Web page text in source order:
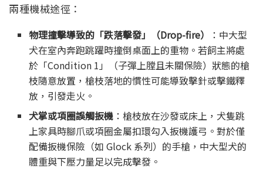
兩種機械途徑：
物理撞擊導致的「跌落擊發」（Drop-fire）
：中大型
犬在室內奔跑跳躍時撞倒桌面上的重物。若飼主將處
於「Condition 1」（子彈上膛且未關保險）狀態的槍
枝隨意放置，槍枝落地的慣性可能導致擊針或擊鐵釋
放，引發走火。
犬掌或項圈誤觸扳機 ：槍枝放在沙發或床上，犬隻跳
上家具時腳爪或項圈金屬扣環勾入扳機護弓。對於僅
配備扳機保險（如 Glock 系列）的手槍，中大型犬的
體重與下壓力量足以完成擊發。